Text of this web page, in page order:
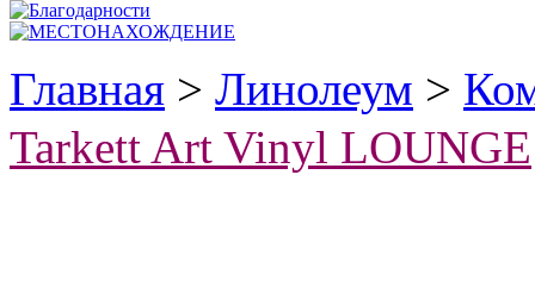
Главная > Линолеум >
Tarkett Art Vinyl LOUNGE